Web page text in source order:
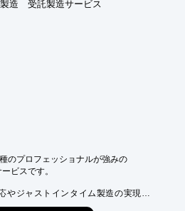
造 受託製造サービス
のプロフェッショナルが強みの
ビスです。
やジャストインタイム製造の実現な